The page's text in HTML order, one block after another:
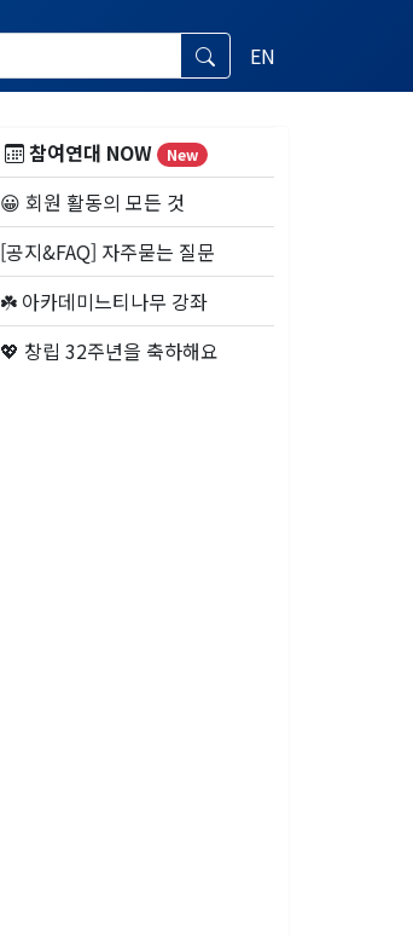
EN
참여연대 NOW New
😀 회원 활동의 모든 것
[공지&FAQ] 자주묻는 질문
☘️ 아카데미느티나무 강좌
💖 창립 32주년을 축하해요